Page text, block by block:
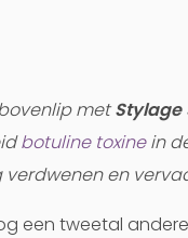
metStylage
botuline toxinein
verdwenen en
een tweetal